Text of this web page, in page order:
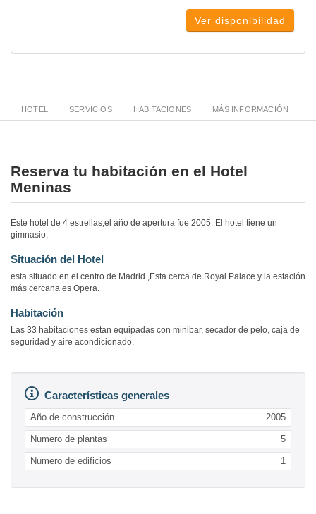
Ver disponibilidad
HOTEL SERVICIOS HABITACIONES MÁS INFORMACIÓN
Reserva tu habitación en el Hotel
Meninas
Este hotel de 4 estrellas,el año de apertura fue 2005. El hotel tiene un
gimnasio.
Situación del Hotel
esta situado en el centro de Madrid ,Esta cerca de Royal Palace y la estación
más cercana es Opera.
Habitación
Las 33 habitaciones estan equipadas con minibar, secador de pelo, caja de
seguridad y aire acondicionado.
Características generales
Año de construcción 2005
Numero de plantas 5
Numero de edificios 1